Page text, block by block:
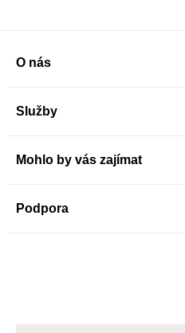
O nás
Služby
Mohlo by vás zajímat
Podpora